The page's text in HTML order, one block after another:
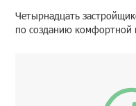
Четырнадцать
по созданию комфортной